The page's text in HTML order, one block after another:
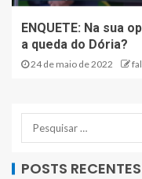
ENQUETE: Na sua
a queda do Dória?
24 de maio de 2022
POSTS RECENTES